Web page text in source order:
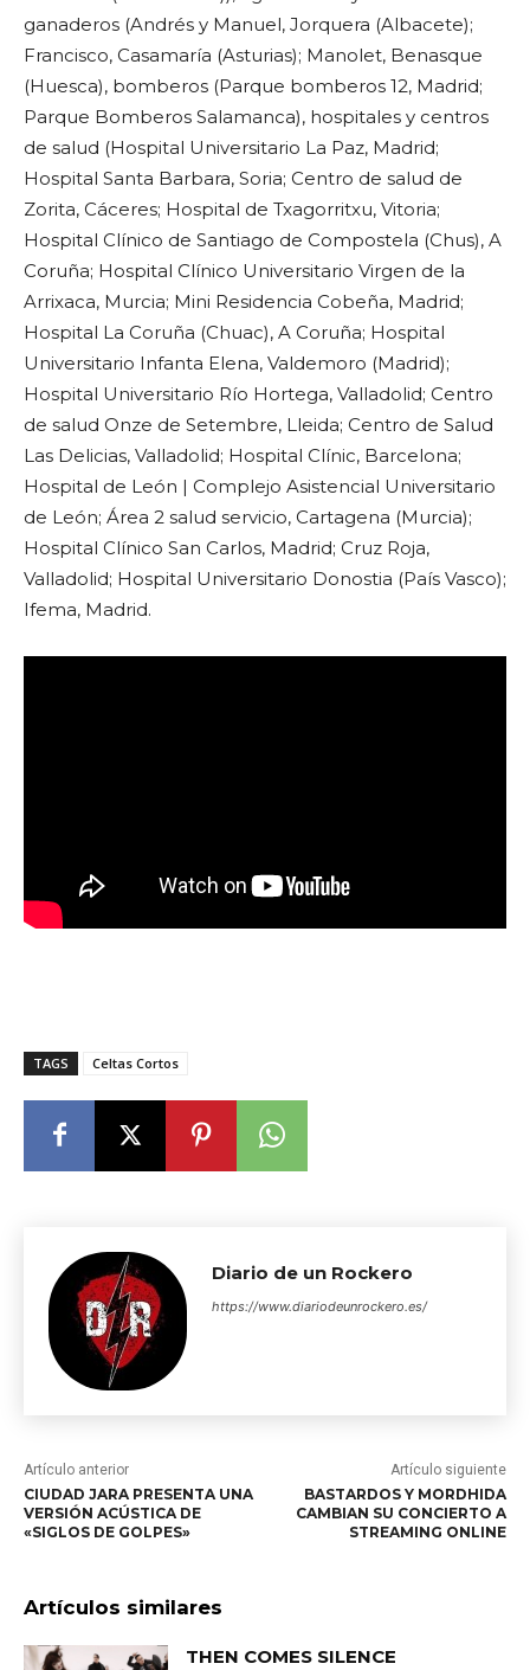
ganaderos (Andrés y Manuel, Jorquera (Albacete);
Francisco, Casamaría (Asturias); Manolet, Benasque
(Huesca), bomberos (Parque bomberos 12, Madrid;
Parque Bomberos Salamanca), hospitales y centros
de salud (Hospital Universitario La Paz, Madrid;
Hospital Santa Barbara, Soria; Centro de salud de
Zorita, Cáceres; Hospital de Txagorritxu, Vitoria;
Hospital Clínico de Santiago de Compostela (Chus), A
Coruña; Hospital Clínico Universitario Virgen de la
Arrixaca, Murcia; Mini Residencia Cobeña, Madrid;
Hospital La Coruña (Chuac), A Coruña; Hospital
Universitario Infanta Elena, Valdemoro (Madrid);
Hospital Universitario Río Hortega, Valladolid; Centro
de salud Onze de Setembre, Lleida; Centro de Salud
Las Delicias, Valladolid; Hospital Clínic, Barcelona;
Hospital de León | Complejo Asistencial Universitario
de León; Área 2 salud servicio, Cartagena (Murcia);
Hospital Clínico San Carlos, Madrid; Cruz Roja,
Valladolid; Hospital Universitario Donostia (País Vasco);
Ifema, Madrid.
TAGS Celtas Cortos
Diario de un Rockero
https://www.diariodeunrockero.es/
Artículo anterior
CIUDAD JARA PRESENTA UNA
VERSIÓN ACÚSTICA DE
«SIGLOS DE GOLPES»
Artículo siguiente
BASTARDOS Y MORDHIDA
CAMBIAN SU CONCIERTO A
STREAMING ONLINE
Artículos similares
THEN COMES SILENCE